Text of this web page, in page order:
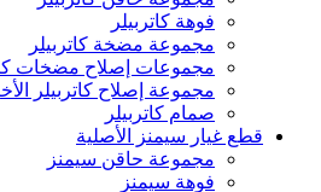
فوهة كاتربيلر
مجموعة مضخة كاتربيلر
مجموعات إصلاح مضخات
مجموعة إصلاح كاتربيلر
صمام كاتربيلر
قطع غيار سيمنز الأصلية
مجموعة حاقن سيمنز
فوهة سيمنز